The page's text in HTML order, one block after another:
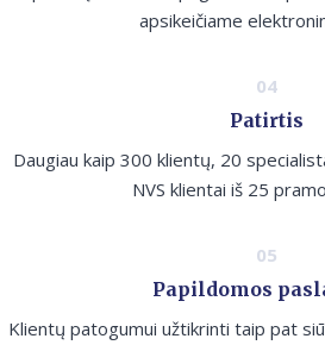
apsikeičiame
Patirtis
Daugiau kaip 300 klientų, 20
NVS klientai iš 25
Papildomos
Klientų patogumui užtikrinti taip pat